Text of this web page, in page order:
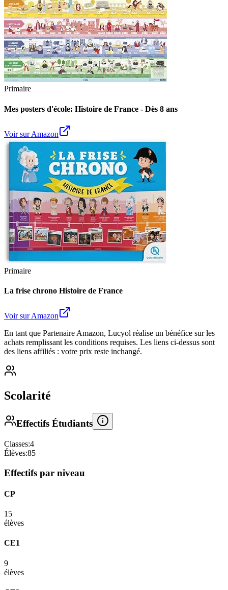
Primaire
Mes posters d'école: Histoire de France - Dès 8 ans
Voir sur Amazon
Primaire
La frise chrono Histoire de France
Voir sur Amazon
En tant que Partenaire Amazon, Lucyol réalise un bénéfice sur les
achats remplissant les conditions requises. Les liens ci-dessus sont
des liens affiliés : votre prix reste inchangé.
Scolarité
Effectifs Étudiants
Classes:4
Élèves:85
Effectifs par niveau
CP
15
élèves
CE1
9
élèves